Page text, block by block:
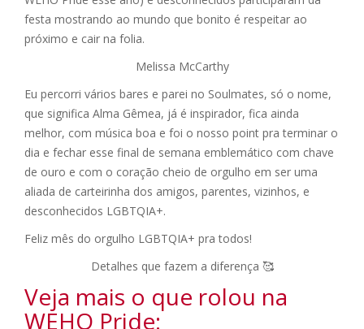
festa mostrando ao mundo que bonito é respeitar ao
próximo e cair na folia.
Melissa McCarthy
Eu percorri vários bares e parei no Soulmates, só o nome,
que significa Alma Gêmea, já é inspirador, fica ainda
melhor, com música boa e foi o nosso point pra terminar o
dia e fechar esse final de semana emblemático com chave
de ouro e com o coração cheio de orgulho em ser uma
aliada de carteirinha dos amigos, parentes, vizinhos, e
desconhecidos LGBTQIA+.
Feliz mês do orgulho LGBTQIA+ pra todos!
Detalhes que fazem a diferença 🥰
Veja mais o que rolou na
WEHO Pride: